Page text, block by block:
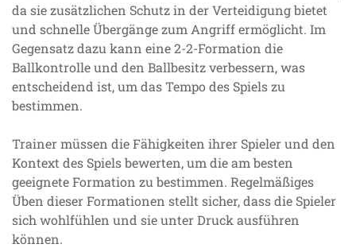
da sie zusätzlichen Schutz in der Verteidigung bietet
und schnelle Übergänge zum Angriff ermöglicht. Im
Gegensatz dazu kann eine 2-2-Formation die
Ballkontrolle und den Ballbesitz verbessern, was
entscheidend ist, um das Tempo des Spiels zu
bestimmen.
Trainer müssen die Fähigkeiten ihrer Spieler und den
Kontext des Spiels bewerten, um die am besten
geeignete Formation zu bestimmen. Regelmäßiges
Üben dieser Formationen stellt sicher, dass die Spieler
sich wohlfühlen und sie unter Druck ausführen
können.